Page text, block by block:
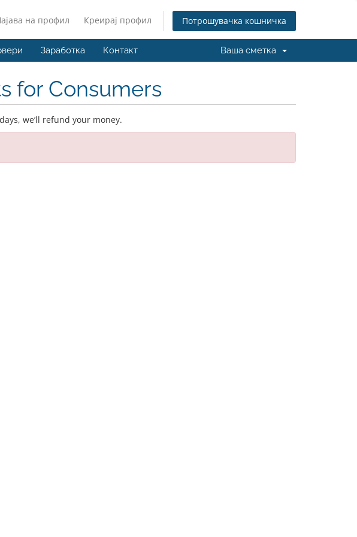
на профил Креирај профил Потрошувачка кошничка
Заработка Контакт Ваша сметка
for Consumers
we’ll refund your money.